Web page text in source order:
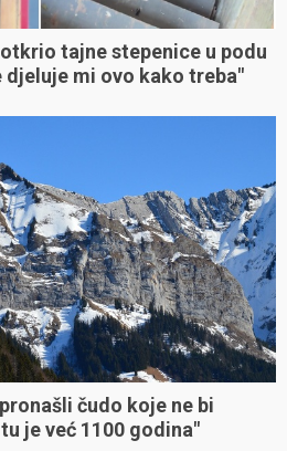
tajne stepenice u podu
djeluje mi ovo kako treba"
čudo koje ne bi
je već 1100 godina"